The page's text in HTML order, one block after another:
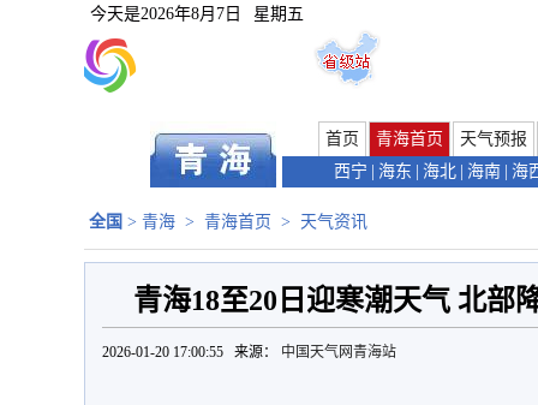
今天是2026年8月7日 星期五
首页 青海首页
天气预报
西宁
海东 海北 海南 海
全国 > 青海 > 青海首页 > 天气资讯
青海18至20日迎寒潮天气 北部
2026-01-20 17:00:55 来源： 中国天气网青海站